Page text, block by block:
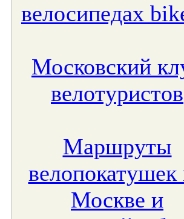
велосипедах
Московский
велотуристов
Маршруты
велопокатушек
Москве и